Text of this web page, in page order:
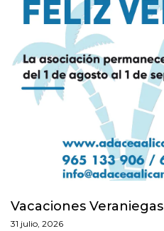
Vacaciones Veraniegas
31 julio, 2026